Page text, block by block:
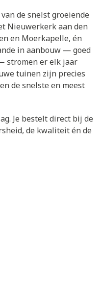
de snelst groeiende
Nieuwerkerk aan den
en Moerkapelle, én
in aanbouw — goed
stromen er elk jaar
tuinen zijn precies
de snelste en meest
Je bestelt direct bij de
de kwaliteit én de